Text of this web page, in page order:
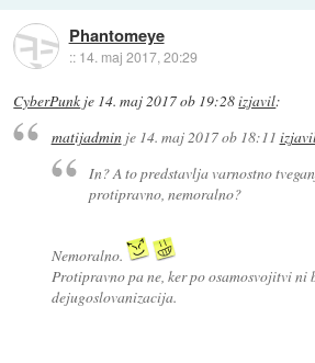
Phantomeye
:: 14. maj 2017, 20:29
CyberPunk je 14. maj 2017 ob 19:28izjavil:
matijadminje 14. maj 2017 ob 18:11
In? A to predstavlja varnostno
protipravno, nemoralno?
Nemoralno.
Protipravno pa ne, ker po osamosvojitvi ni
dejugoslovanizacija.